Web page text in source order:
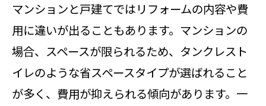
マンションと戸建てではリフォームの内容や費
用に違いが出ることもあります。マンションの
場合、スペースが限られるため、タンクレスト
イレのような省スペースタイプが選ばれること
が多く、費用が抑えられる傾向があります。一